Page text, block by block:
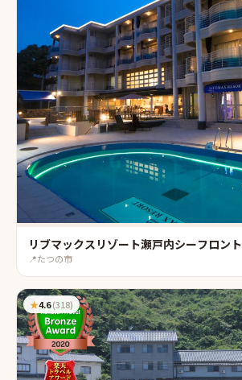
リブマックスリゾート瀬戸内シーフロント
📍たつの市
★4.6(318)